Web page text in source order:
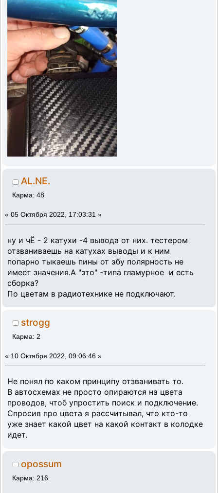
AL.NE.
Карма: 48
« 05 Октября 2022, 17:03:31 »
ну и чЁ - 2 катухи -4 вывода от них. тестером
отзваниваешь на катухах выводы и к ним
попарно тыкаешь пины от эбу полярность не
имеет значения.А "это" -типа гламурное и есть
сборка?
По цветам в радиотехнике не подключают.
strogg
Карма: 2
« 10 Октября 2022, 09:06:46 »
Не понял по каком принципу отзванивать то.
В автосхемах не просто опираются на цвета
проводов, чтоб упростить поиск и подключение.
Спросив про цвета я рассчитывал, что кто-то
уже знает какой цвет на какой контакт в колодке
идет.
opossum
Карма: 216